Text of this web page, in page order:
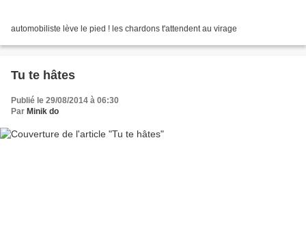
automobiliste lève le pied ! les chardons t'attendent au virage
Tu te hâtes
Publié le 29/08/2014 à 06:30
Par Minik do